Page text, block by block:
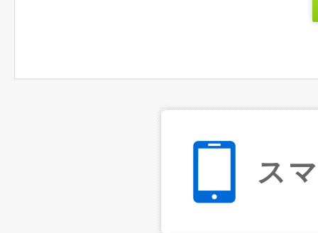
ス